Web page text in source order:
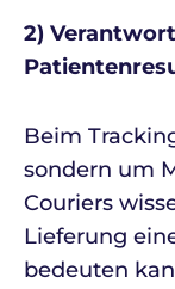
2)
Beim
sondern um
Couriers
Lieferung
bedeuten